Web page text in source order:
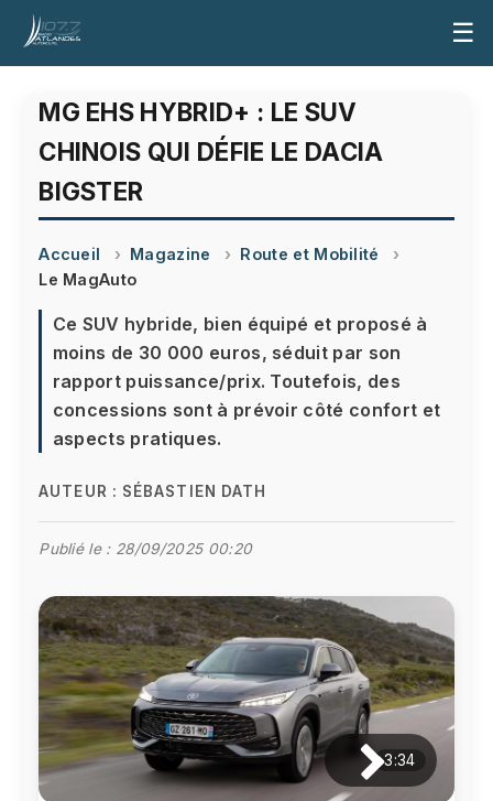
☰
MG EHS HYBRID+ : LE SUV
CHINOIS QUI DÉFIE LE DACIA
BIGSTER
Accueil Magazine
Route et Mobilité
Le MagAuto
Ce SUV hybride, bien équipé et proposé à
moins de 30 000 euros, séduit par son
rapport puissance/prix. Toutefois, des
concessions sont à prévoir côté confort et
aspects pratiques.
AUTEUR : SÉBASTIEN DATH
Publié le : 28/09/2025 00:20
3:34